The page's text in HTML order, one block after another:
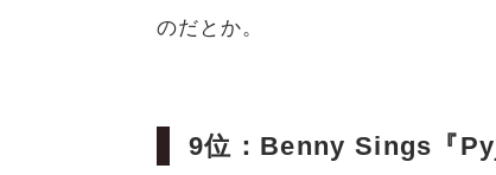
のだとか。
9位：Benny Sings『